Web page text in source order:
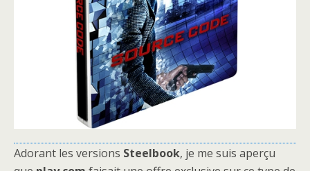
Adorant les versions Steelbook, je me suis aperçu